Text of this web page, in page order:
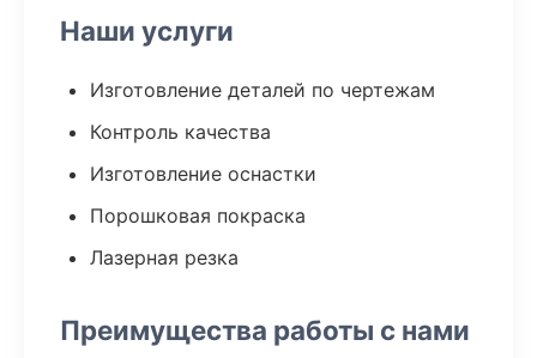
Наши услуги
Изготовление деталей по чертежам
Контроль качества
Изготовление оснастки
Порошковая покраска
Лазерная резка
Преимущества работы с нами